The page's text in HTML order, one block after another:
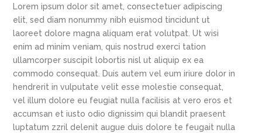
Lorem ipsum dolor sit amet, consectetuer adipiscing
elit, sed diam nonummy nibh euismod tincidunt ut
laoreet dolore magna aliquam erat volutpat. Ut wisi
enim ad minim veniam, quis nostrud exerci tation
ullamcorper suscipit lobortis nisl ut aliquip ex ea
commodo consequat. Duis autem vel eum iriure dolor in
hendrerit in vulputate velit esse molestie consequat,
vel illum dolore eu feugiat nulla facilisis at vero eros et
accumsan et iusto odio dignissim qui blandit praesent
luptatum zzril delenit augue duis dolore te feugait nulla